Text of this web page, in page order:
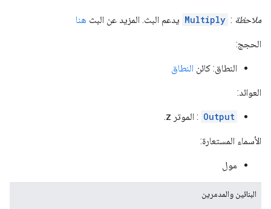
ملاحظة :
Multiply يدعم البث. المزيد عن البث هنا
الحجج:
النطاق: كائن النطاق
العوائد:
Output : الموتر z.
الأسماء المستعارة:
مول
البنائين والمدمرين